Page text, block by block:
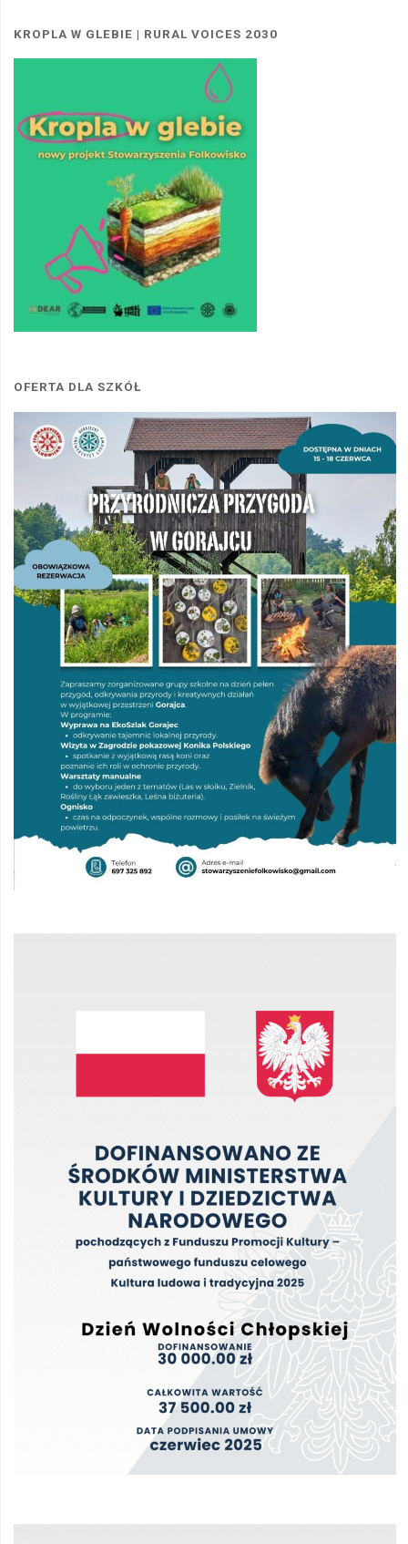
KROPLA W GLEBIE | RURAL VOICES 2030
OFERTA DLA SZKÓŁ